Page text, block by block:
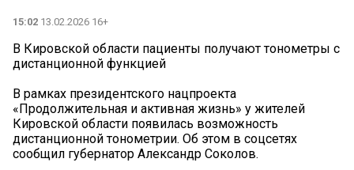
15:02 13.02.2026 16+
В Кировской области пациенты получают тонометры с
дистанционной функцией
В рамках президентского нацпроекта
«Продолжительная и активная жизнь» у жителей
Кировской области появилась возможность
дистанционной тонометрии. Об этом в соцсетях
сообщил губернатор Александр Соколов.